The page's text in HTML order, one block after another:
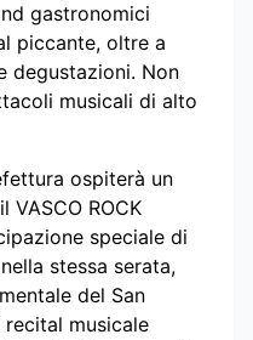
gastronomici
piccante, oltre a
degustazioni. Non
musicali di alto
ospiterà un
VASCO ROCK
speciale di
stessa serata,
del San
recital musicale